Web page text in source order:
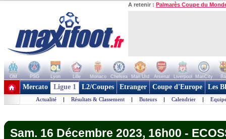
A retenir : Palmarès Coupe du
OM PSG Lyon Lille Monaco Chelsea Man Utd Arsenal Liverpool ManCity
+ de clubs
Mercato Ligue 1 L2/Coupes Etranger Coupe d'Europe Les
Actualité | Résultats & Classement | Buteurs | Calendrier |
Sam. 16 Décembre 2023, 16h00 -